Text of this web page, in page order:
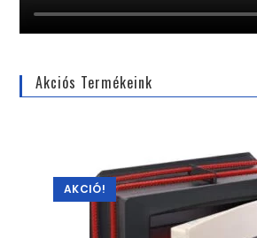
Akciós Termékeink
AKCIÓ!